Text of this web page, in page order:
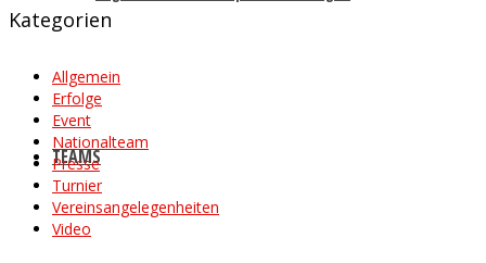
TEAMS
Kategorien
Allgemein
Erfolge
Event
Nationalteam
Presse
Turnier
Vereinsangelegenheiten
Video